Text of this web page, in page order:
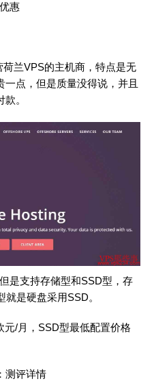
惠
兰VPS的主机商，特点是无
点，但是质量没得说，并且
。
是支持存储型和SSD型，存
是硬盘采用SSD。
元/月，SSD型最低配置价格
测评详情